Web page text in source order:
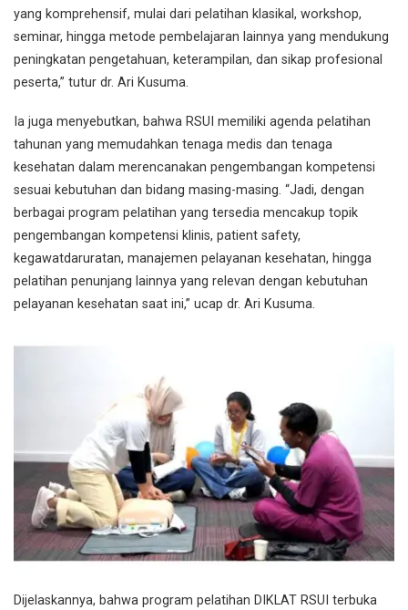
yang komprehensif, mulai dari pelatihan klasikal, workshop,
seminar, hingga metode pembelajaran lainnya yang mendukung
peningkatan pengetahuan, keterampilan, dan sikap profesional
peserta,” tutur dr. Ari Kusuma.
Ia juga menyebutkan, bahwa RSUI memiliki agenda pelatihan
tahunan yang memudahkan tenaga medis dan tenaga
kesehatan dalam merencanakan pengembangan kompetensi
sesuai kebutuhan dan bidang masing-masing. “Jadi, dengan
berbagai program pelatihan yang tersedia mencakup topik
pengembangan kompetensi klinis, patient safety,
kegawatdaruratan, manajemen pelayanan kesehatan, hingga
pelatihan penunjang lainnya yang relevan dengan kebutuhan
pelayanan kesehatan saat ini,” ucap dr. Ari Kusuma.
Dijelaskannya, bahwa program pelatihan DIKLAT RSUI terbuka